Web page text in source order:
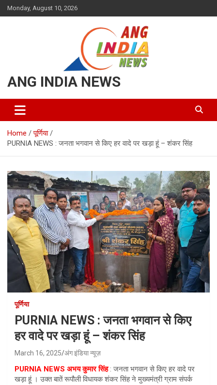
Skip
to
Monday, August 10, 2026
ANG INDIA NEWS
Home
पूर्णिया
PURNIA NEWS : जनता भगवान से किए हर वादे पर खड़ा हूं – शंकर सिंह
पूर्णिया
PURNIA NEWS : जनता भगवान से किए
हर वादे पर खड़ा हूं – शंकर सिंह
March 16, 2025 अंग इंडिया न्यूज़
PURNIA NEWS अभय कुमार सिंह: जनता भगवान से किए हर वादे पर
खड़ा हूं । उक्त बातें रूपौली विधायक शंकर सिंह ने मुख्यमंत्री ग्राम संपर्क